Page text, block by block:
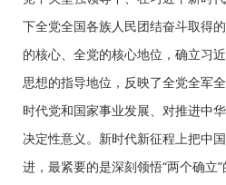
下全党全国各族人民团结奋斗取得
的核心、全党的核心地位，确立习
思想的指导地位，反映了全党全军
时代党和国家事业发展、对推进中
决定性意义。新时代新征程上把中
进，最紧要的是深刻领悟“两个确立